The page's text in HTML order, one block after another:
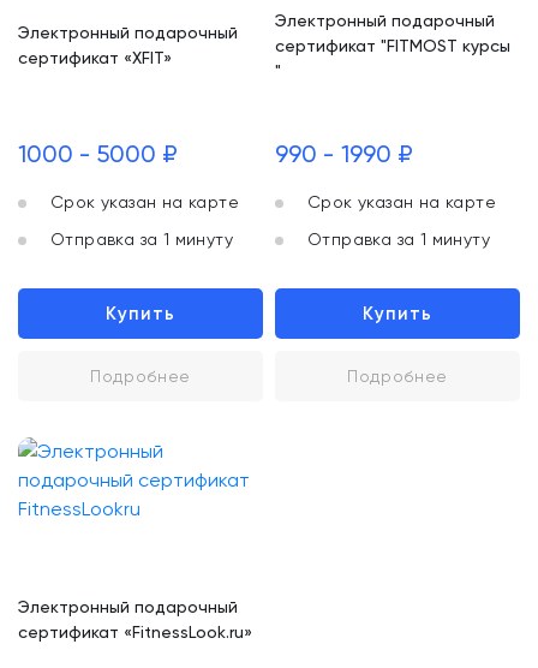
Электронный подарочный
сертификат «XFIT»
1000 - 5000 ₽
Срок указан на карте
Отправка за 1 минуту
Купить
Подробнее
Электронный подарочный
сертификат "FITMOST курсы
"
990 - 1990 ₽
Срок указан на карте
Отправка за 1 минуту
Купить
Подробнее
Электронный подарочный
сертификат «FitnessLook.ru»